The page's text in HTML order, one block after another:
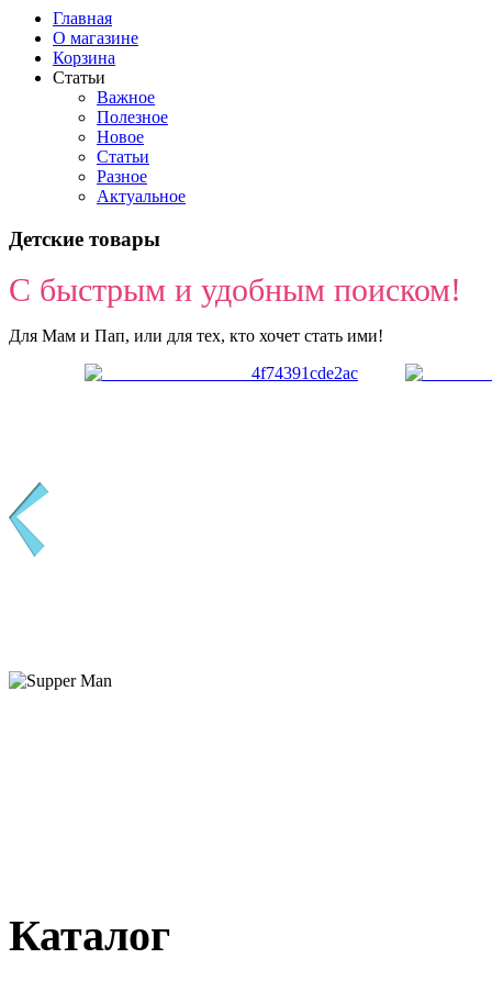
Главная
О магазине
Корзина
Статьи
Важное
Полезное
Новое
Статьи
Разное
Актуальное
Детские товары
С быстрым и удобным поиском!
Для Мам и Пап, или для тех, кто хочет стать ими!
Каталог